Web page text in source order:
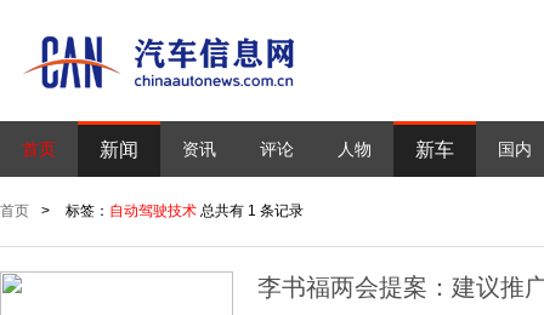
首页 新闻 资讯 评论 人物 新车 国内
首页 > 标签： 自动驾驶技术 总共有 1 条记录
李书福两会提案：建议推